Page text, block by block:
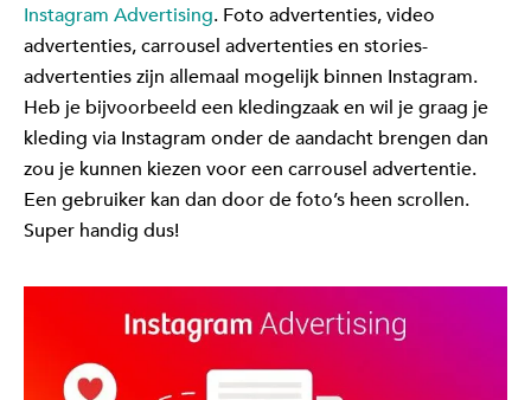
Instagram Advertising. Foto advertenties, video
advertenties, carrousel advertenties en stories-
advertenties zijn allemaal mogelijk binnen Instagram.
Heb je bijvoorbeeld een kledingzaak en wil je graag je
kleding via Instagram onder de aandacht brengen dan
zou je kunnen kiezen voor een carrousel advertentie.
Een gebruiker kan dan door de foto’s heen scrollen.
Super handig dus!